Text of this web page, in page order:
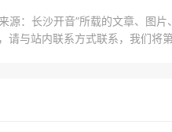
源：长沙开音”所载的文章、图
请与站内联系方式联系，我们将第